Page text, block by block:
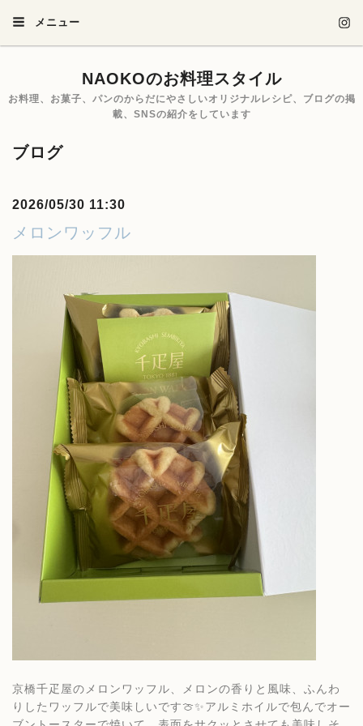
メニュー
NAOKOのお料理スタイル
お料理、お菓子、パンのからだにやさしいオリジナルレシピ、ブログの掲
載、SNSの紹介をしています
ブログ
2026/05/30 11:30
メロンワッフル
京橋千疋屋のメロンワッフル、メロンの香りと風味、ふんわ
りしたワッフルで美味しいです🍈✨アルミホイルで包んでオー